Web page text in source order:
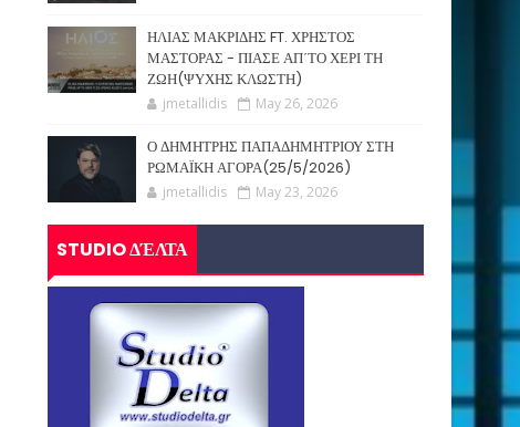
ΗΛΙΑΣ ΜΑΚΡΙΔΗΣ FT. ΧΡΗΣΤΟΣ
ΜΑΣΤΟΡΑΣ - ΠΙΑΣΕ ΑΠ΄ΤΟ ΧΕΡΙ ΤΗ
ΖΩΗ(ΨΥΧΗΣ ΚΛΩΣΤΗ)
jmetallidis May 26, 2026
Ο ΔΗΜΗΤΡΗΣ ΠΑΠΑΔΗΜΗΤΡΙΟΥ ΣΤΗ
ΡΩΜΑΪΚΗ ΑΓΟΡΑ(25/5/2026)
jmetallidis May 23, 2026
STUDIO ΔΈΛΤΑ